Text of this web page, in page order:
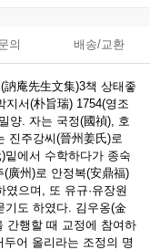
의 배송/교환
庵先生文集)3책 상태좋
지서(朴旨瑞) 1754(영조
양. 자는 국정(國禎), 호
진주강씨(晉州姜氏)로
밑에서 수학하다가 종숙
廣州)로 안정복(安鼎福)
으며, 또 유규·유장원
기도 하였다. 김우옹(金
간행할 때 교정에 참여하
어 올리라는 조정의 명